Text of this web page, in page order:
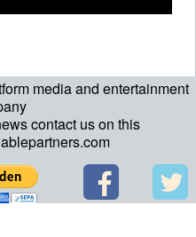
media and entertainment
contact us on this